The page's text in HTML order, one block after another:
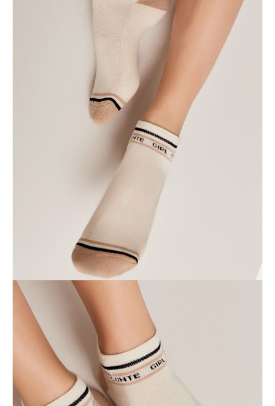
DODAJ DO KOSZYKA
Jak złożyć zamówienie
POWIADOM MNIE O DOSTĘPNOŚCI
darmowa od 99 zł
czas dostawy: 1-2 dni robocze
Paczkomaty InPost 24/7,
darmowa od 50 zł
czas dostawy: 1-2 dni robocze
w sklepie Conte (Łodz)
pn.- czw. 8:00 - 16:00, pt. 8:00 - 14:00
Pytania
O produkcie
Хлопковые носки из серии Active c махровой стопой помогут
создать индивидуальный образ и подарят абсолютный комфорт на
протяжении всего дня.
• укороченная модель
• комфортно облегающие и эластичные
• махровая стопа
• надпись "Conte girl"
• устойчивые к многочисленным стиркам.
SKU
1001320080020156572
Skład